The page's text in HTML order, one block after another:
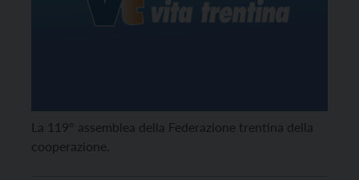
La 119° assemblea della Federazione trentina della
cooperazione.